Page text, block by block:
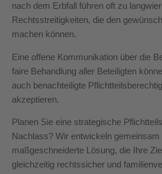
nach dem Erbfall führen oft zu
Rechtsstreitigkeiten, die den
machen können.
Eine offene Kommunikation über die
faire Behandlung aller Beteiligten
auch benachteiligte
akzeptieren.
Planen Sie eine strategische
Nachlass? Wir entwickeln gemeinsam
maßgeschneiderte Lösung, die Ihre
gleichzeitig rechtssicher und